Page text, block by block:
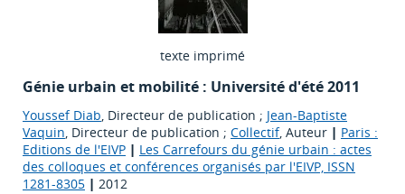
texte imprimé
Génie urbain et mobilité : Université d'été 2011
Youssef Diab, Directeur de publication ; Jean-Baptiste
Vaquin, Directeur de publication ; Collectif, Auteur | Paris :
Editions de l'EIVP | Les Carrefours du génie urbain : actes
des colloques et conférences organisés par l'EIVP, ISSN
1281-8305 | 2012